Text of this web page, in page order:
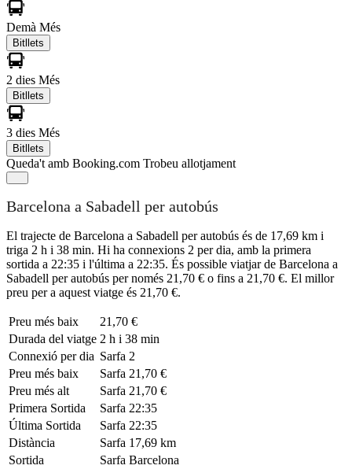
Demà Més
Bitllets
2 dies Més
Bitllets
3 dies Més
Bitllets
Queda't amb Booking.com Trobeu allotjament
Barcelona a Sabadell per autobús
El trajecte de Barcelona a Sabadell per autobús és de 17,69 km i
triga 2 h i 38 min. Hi ha connexions 2 per dia, amb la primera
sortida a 22:35 i l'última a 22:35. És possible viatjar de Barcelona a
Sabadell per autobús per només 21,70 € o fins a 21,70 €. El millor
preu per a aquest viatge és 21,70 €.
Preu més baix
21,70 €
Durada del viatge 2 h i 38 min
Connexió per dia Sarfa 2
Preu més baix
Sarfa 21,70 €
Preu més alt
Sarfa 21,70 €
Primera Sortida
Sarfa 22:35
Última Sortida
Sarfa 22:35
Distància
Sarfa 17,69 km
Sortida
Sarfa Barcelona